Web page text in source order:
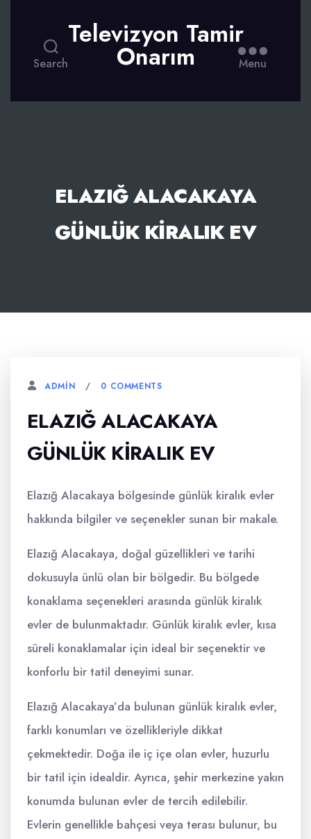
Search
Televizyon Tamir
Onarım Menu
ELAZIĞ ALACAKAYA
GÜNLÜK KIRALIK EV
ADMIN 0 COMMENTS
ELAZIĞ ALACAKAYA
GÜNLÜK KIRALIK EV
Elazığ Alacakaya bölgesinde günlük kiralık evler
hakkında bilgiler ve seçenekler sunan bir makale.
Elazığ Alacakaya, doğal güzellikleri ve tarihi
dokusuyla ünlü olan bir bölgedir. Bu bölgede
konaklama seçenekleri arasında günlük kiralık
evler de bulunmaktadır. Günlük kiralık evler, kısa
süreli konaklamalar için ideal bir seçenektir ve
konforlu bir tatil deneyimi sunar.
Elazığ Alacakaya’da bulunan günlük kiralık evler,
farklı konumları ve özellikleriyle dikkat
çekmektedir. Doğa ile iç içe olan evler, huzurlu
bir tatil için idealdir. Ayrıca, şehir merkezine yakın
konumda bulunan evler de tercih edilebilir.
Evlerin genellikle bahçesi veya terası bulunur, bu